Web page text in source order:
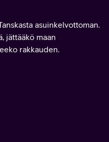
asuinkelvottoman.
jättääkö maan
rakkauden.